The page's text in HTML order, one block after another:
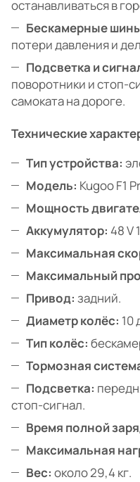
останавливаться в
Бескамерные
потери давления и
Подсветка и
поворотники и стоп-
самоката на дороге.
Технические
Тип устройства:
Модель: Kugoo F1
Мощность
Аккумулятор: 48 V
Максимальная
Максимальный
Привод: задний.
Диаметр колёс: 10
Тип колёс:
Тормозная
Подсветка:
стоп-сигнал.
Время полной
Максимальная
Вес: около 29,4 кг.